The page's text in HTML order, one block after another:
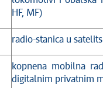
HF, MF)
radio-stanica u
kopnena mobilna
digitalnim privatnim